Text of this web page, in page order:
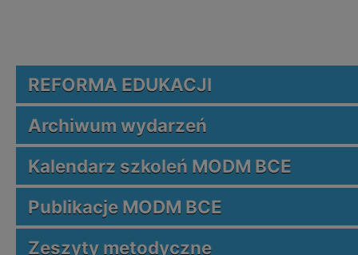
REFORMA EDUKACJI
Archiwum wydarzeń
Kalendarz szkoleń MODM BCE
Publikacje MODM BCE
Zeszyty metodyczne